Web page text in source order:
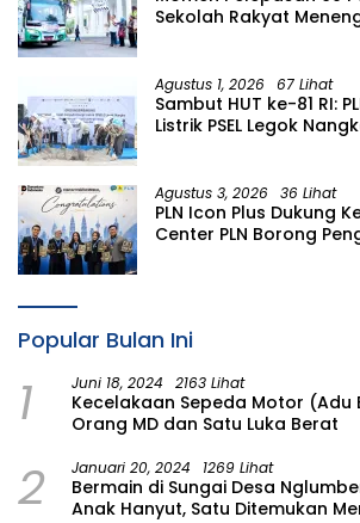
Sekolah Rakyat
Agustus 1, 2026 67 Lihat
Sambut HUT ke-81 RI:
Listrik PSEL Legok
Agustus 3, 2026 36 Lihat
PLN Icon Plus Dukung
Center PLN Borong
Popular Bulan Ini
1 Juni 18, 2024 2163 Lihat
Kecelakaan Sepeda Motor (Adu
Orang MD dan Satu Luka Berat
2 Januari 20, 2024 1269 Lihat
Bermain di Sungai Desa
Anak Hanyut, Satu Ditemukan